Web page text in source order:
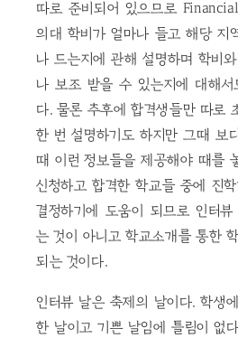
따로 준비되어 있으므로
의대 학비가 얼마나 들고 해당 지
나 드는지에 관해 설명하며 학비
나 보조 받을 수 있는지에 대해서
다. 물론 추후에 합격생들만 따로
한 번 설명하기도 하지만 그때 보
때 이런 정보들을 제공해야 때를
신청하고 합격한 학교들 중에 진
결정하기에 도움이 되므로 인터
는 것이 아니고 학교소개를 통한
되는 것이다.
인터뷰 날은 축제의 날이다. 학생
한 날이고 기쁜 날임에 틀림이 없